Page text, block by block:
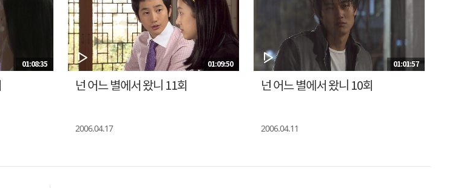
01:08:35 01:09:50
넌 어느 별에서 왔니 11회
2006.04.17
01:01:57
넌 어느 별에서 왔니 10회
2006.04.11